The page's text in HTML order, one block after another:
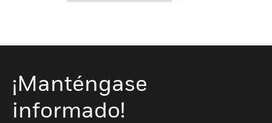
¡Manténgase
informado!